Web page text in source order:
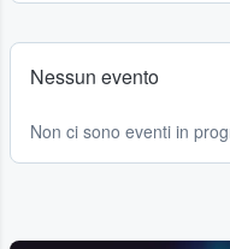
Nessun evento
Non ci sono eventi in